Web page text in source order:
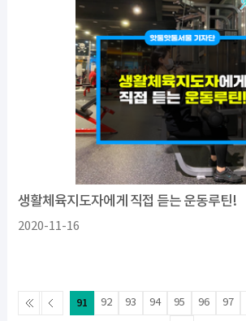
생활체육지도자에게 직접 듣는 운동루틴!
2020-11-16
91 92 93 94 95 96 97